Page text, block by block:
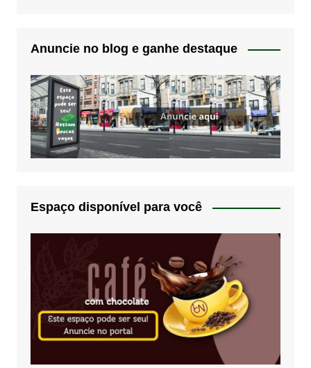
Anuncie no blog e ganhe destaque
Espaço disponível para você